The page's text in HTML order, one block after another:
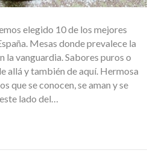
elegido 10 de los mejores
Mesas donde prevalece la
la vanguardia. Sabores puros o
allá y también de aquí. Hermosa
que se conocen, se aman y se
lado del…